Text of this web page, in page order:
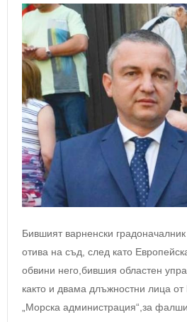
Бившият варненски
отива на съд, след като
обвини него,бившия областен
както и двама длъжностни лица
„Морска администрация“,за